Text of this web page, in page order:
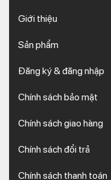
Giới thiệu
Sản phẩm
Đăng ký & đăng nhập
Chính sách bảo mật
Chính sách giao hàng
Chính sách đổi trả
Chính sách thanh toán